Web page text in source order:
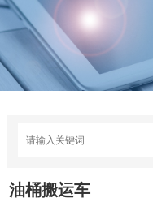
油桶搬运车